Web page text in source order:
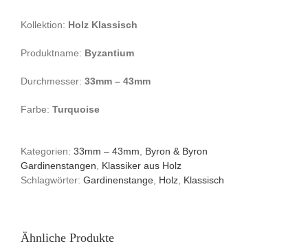
Kollektion: Holz Klassisch
Produktname: Byzantium
Durchmesser: 33mm – 43mm
Farbe: Turquoise
Kategorien: 33mm – 43mm
Byron & Byron
Gardinenstangen
Klassiker aus Holz
Schlagwörter: Gardinenstange Holz Klassisch
Ähnliche Produkte